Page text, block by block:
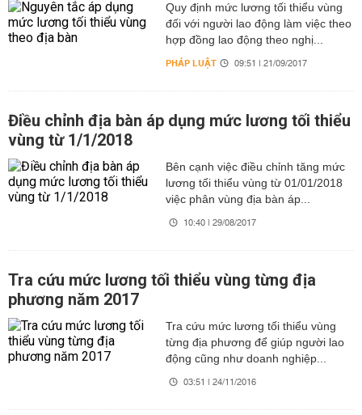
Quy định mức lương tối thiểu vùng
đối với người lao động làm việc theo
hợp đồng lao động theo nghị...
PHÁP LUẬT 09:51 | 21/09/2017
Điều chỉnh địa bàn áp dụng mức lương tối thiểu
vùng từ 1/1/2018
Bên cạnh việc điều chỉnh tăng mức
lương tối thiểu vùng từ 01/01/2018
việc phân vùng địa bàn áp...
10:40 | 29/08/2017
Tra cứu mức lương tối thiểu vùng từng địa
phương năm 2017
Tra cứu mức lương tối thiểu vùng
từng địa phương để giúp người lao
động cũng như doanh nghiệp...
03:51 | 24/11/2016